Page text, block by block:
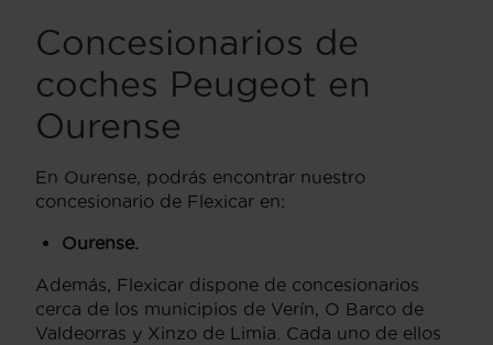
Concesionarios de
coches Peugeot en
Ourense
En Ourense, podrás encontrar nuestro
concesionario de Flexicar en:
Ourense.
Además, Flexicar dispone de concesionarios
cerca de los municipios de Verín, O Barco de
Valdeorras y Xinzo de Limia. Cada uno de ellos